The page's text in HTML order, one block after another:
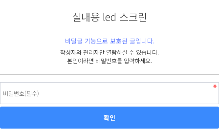
실내용 led 스크린
비밀글 기능으로 보호된 글입니다.
작성자와 관리자만 열람하실 수 있습니다.
본인이라면 비밀번호를 입력하세요.